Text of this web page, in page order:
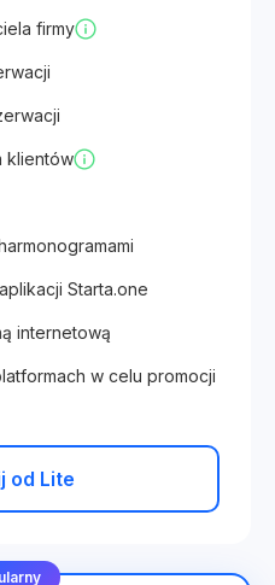
firmy
klientów
Starta.one
internetową
w celu promocji
od Lite